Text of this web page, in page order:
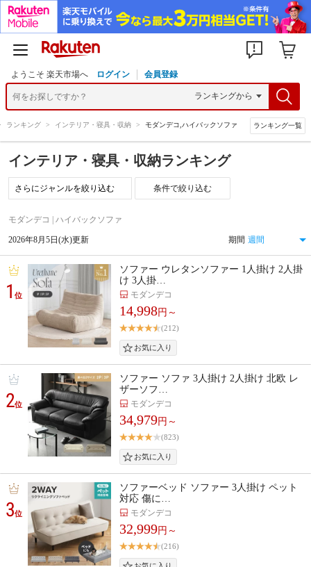
ようこそ 楽天市場へ ログイン 会員登録
ランキング > インテリア・寝具・収納 > モダンデコ,ハイバックソファ ランキング一覧
インテリア・寝具・収納ランキング
条件で絞り込む
モダンデコ | ハイバックソファ
2026年8月5日(水)更新 期間
1位
ソファー ウレタンソファー 1人掛け 2人掛
け 3人掛…
モダンデコ
14,998円～
(212)
2位
ソファー ソファ 3人掛け 2人掛け 北欧 レ
ザーソフ…
モダンデコ
34,979円～
(823)
3位
ソファーベッド ソファー 3人掛け ペット
対応 傷に…
モダンデコ
32,999円～
(216)